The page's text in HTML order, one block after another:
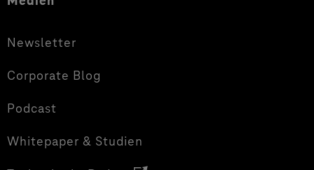
Newsletter
Corporate Blog
Podcast
Whitepaper & Studien